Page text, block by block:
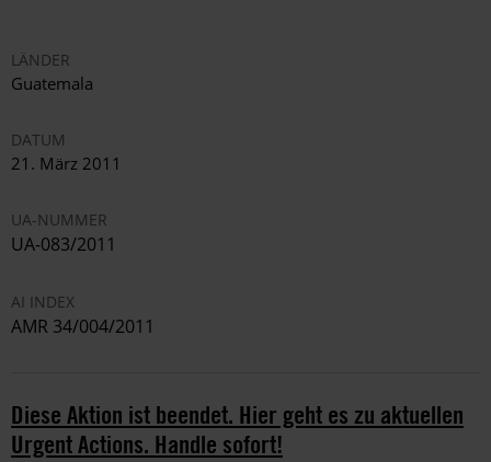
LÄNDER
Guatemala
DATUM
21. März 2011
UA-NUMMER
UA-083/2011
AI INDEX
AMR 34/004/2011
Diese Aktion ist beendet. Hier geht es zu aktuellen
Urgent Actions. Handle sofort!